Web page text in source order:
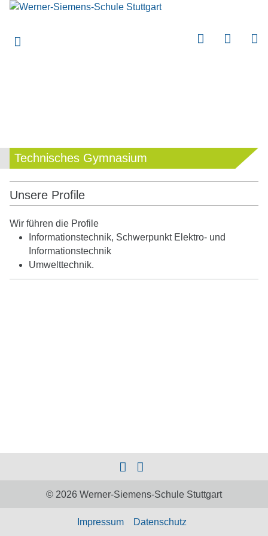
Technisches Gymnasium
Unsere Profile
Wir führen die Profile
Informationstechnik, Schwerpunkt Elektro- und
Informationstechnik
Umwelttechnik.
© 2026 Werner-Siemens-Schule Stuttgart
Impressum Datenschutz